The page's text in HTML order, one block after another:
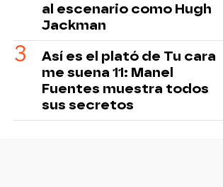
al escenario como Hugh
Jackman
Así es el plató de Tu cara
me suena 11: Manel
Fuentes muestra todos
sus secretos